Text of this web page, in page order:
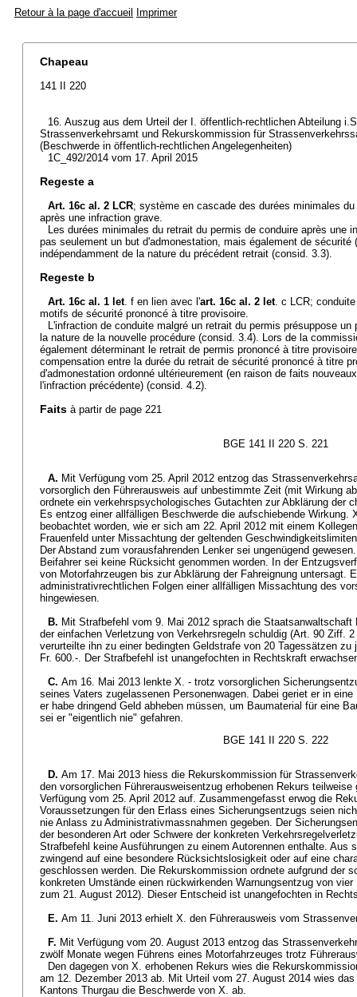
Retour à la page d'accueil Imprimer
Chapeau
141 II 220
16. Auszug aus dem Urteil der I. öffentlich-rechtlichen Abteilung
Strassenverkehrsamt und Rekurskommission für
(Beschwerde in öffentlich-rechtlichen Angelegenheiten)
1C_492/2014 vom 17. April 2015
Regeste a
Art. 16c al. 2 LCR; système en cascade des durées minimales
après une infraction grave.
Les durées minimales du retrait du permis de conduire après une
pas seulement un but d'admonestation, mais également de sécurité
indépendamment de la nature du précédent retrait (consid. 3.3).
Regeste b
Art. 16c al. 1 let. f en lien avec l'art. 16c al. 2 let. c LCR;
motifs de sécurité prononcé à titre provisoire.
L'infraction de conduite malgré un retrait du permis présuppose un
la nature de la nouvelle procédure (consid. 3.4). Lors de la
également déterminant le retrait de permis prononcé à titre
compensation entre la durée du retrait de sécurité prononcé à titre
d'admonestation ordonné ultérieurement (en raison de faits
l'infraction précédente) (consid. 4.2).
Faits à partir de page 221
BGE 141 II 220 S. 221
A. Mit Verfügung vom 25. April 2012 entzog das
vorsorglich den Führerausweis auf unbestimmte Zeit (mit Wirkung
ordnete ein verkehrspsychologisches Gutachten zur Abklärung der
Es entzog einer allfälligen Beschwerde die aufschiebende Wirkung.
beobachtet worden, wie er sich am 22. April 2012 mit einem
Frauenfeld unter Missachtung der geltenden
Der Abstand zum vorausfahrenden Lenker sei ungenügend
Beifahrer sei keine Rücksicht genommen worden. In der
von Motorfahrzeugen bis zur Abklärung der Fahreignung untersagt.
administrativrechtlichen Folgen einer allfälligen Missachtung des
hingewiesen.
B. Mit Strafbefehl vom 9. Mai 2012 sprach die Staatsanwaltschaft
der einfachen Verletzung von Verkehrsregeln schuldig (Art. 90 Ziff.
verurteilte ihn zu einer bedingten Geldstrafe von 20 Tagessätzen zu
Fr. 600.-. Der Strafbefehl ist unangefochten in Rechtskraft
C. Am 16. Mai 2013 lenkte X. - trotz vorsorglichen
seines Vaters zugelassenen Personenwagen. Dabei geriet er in
er habe dringend Geld abheben müssen, um Baumaterial für eine
sei er "eigentlich nie" gefahren.
BGE 141 II 220 S. 222
D. Am 17. Mai 2013 hiess die Rekurskommission für
den vorsorglichen Führerausweisentzug erhobenen Rekurs
Verfügung vom 25. April 2012 auf. Zusammengefasst erwog die
Voraussetzungen für den Erlass eines Sicherungsentzugs seien
nie Anlass zu Administrativmassnahmen gegeben. Der
der besonderen Art oder Schwere der konkreten
Strafbefehl keine Ausführungen zu einem Autorennen enthalte. Aus
zwingend auf eine besondere Rücksichtslosigkeit oder auf eine
geschlossen werden. Die Rekurskommission ordnete aufgrund der
konkreten Umstände einen rückwirkenden Warnungsentzug von
zum 21. August 2012). Dieser Entscheid ist unangefochten in
E. Am 11. Juni 2013 erhielt X. den Führerausweis vom
F. Mit Verfügung vom 20. August 2013 entzog das
zwölf Monate wegen Führens eines Motorfahrzeuges trotz
Den dagegen von X. erhobenen Rekurs wies die
am 12. Dezember 2013 ab. Mit Urteil vom 27. August 2014 wies
Kantons Thurgau die Beschwerde von X. ab.